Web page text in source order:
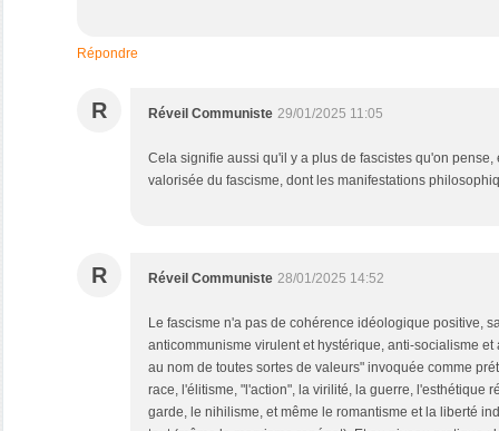
Répondre
R Réveil Communiste 29/01/2025 11:05
Cela signifie aussi qu'il y a plus de fascistes qu'on
valorisée du fascisme, dont les manifestations
R Réveil Communiste 28/01/2025 14:52
Le fascisme n'a pas de cohérence idéologique positive,
anticommunisme virulent et hystérique, anti-socialisme
au nom de toutes sortes de valeurs" invoquée comme
race, l'élitisme, "l'action", la virilité, la guerre, l'esthétique
garde, le nihilisme, et même le romantisme et la liberté